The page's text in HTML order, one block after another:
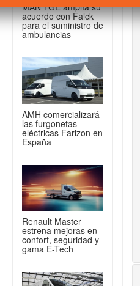
MAN TGE amplía su
acuerdo con Falck
para el suministro de
ambulancias
AMH comercializará
las furgonetas
eléctricas Farizon en
España
Renault Master
estrena mejoras en
confort, seguridad y
gama E-Tech